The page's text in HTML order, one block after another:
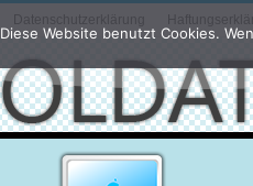
Datenschutzerklärung
Diese Website benutzt Cookies.